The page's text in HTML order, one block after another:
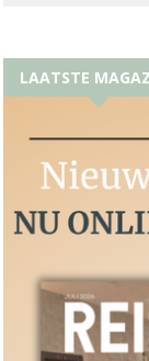
LAATSTE